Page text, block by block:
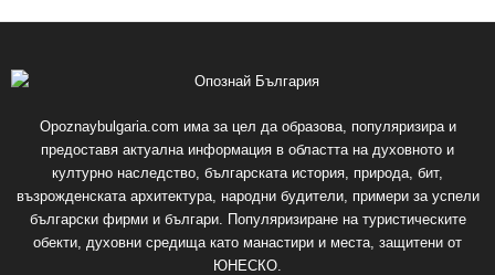
Opoznaybulgaria.com има за цел да образова, популяризира и
предоставя актуална информация в областта на духовното и
културно наследство, българската история, природа, бит,
възрожденската архитектура, народни будители, примери за успели
български фирми и българи. Популяризиране на туристическите
обекти, духовни средища като манастири и места, защитени от
ЮНЕСКО.